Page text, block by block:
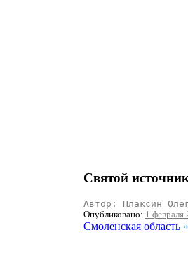
Святой
Автор: Плаксин
Опубликовано: 1 февраля
Смоленская область »